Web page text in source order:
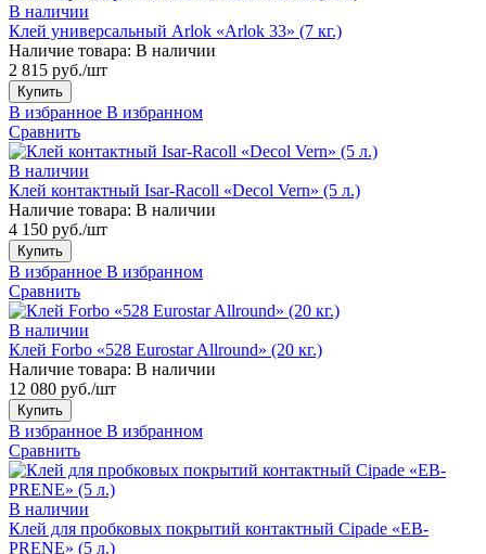
В наличии
Клей универсальный Arlok «Arlok 33» (7 кг.)
Наличие товара: В наличии
2 815 руб./шт
Купить
В избранное В избранном
Сравнить
В наличии
Клей контактный Isar-Racoll «Decol Vern» (5 л.)
Наличие товара: В наличии
4 150 руб./шт
Купить
В избранное В избранном
Сравнить
В наличии
Клей Forbo «528 Eurostar Allround» (20 кг.)
Наличие товара: В наличии
12 080 руб./шт
Купить
В избранное В избранном
Сравнить
В наличии
Клей для пробковых покрытий контактный Cipade «EB-
PRENE» (5 л.)